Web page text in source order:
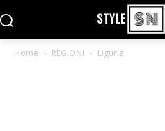
STYLE
Home REGIONI Liguria